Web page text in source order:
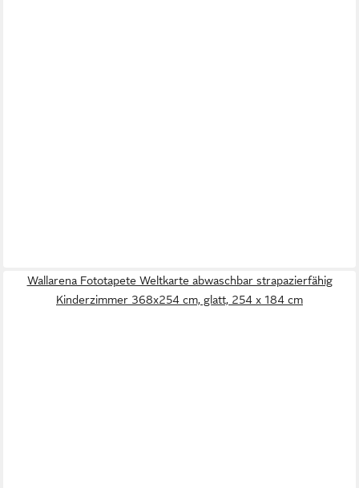
Wallarena Fototapete Weltkarte abwaschbar strapazierfähig
Kinderzimmer 368x254 cm, glatt, 254 x 184 cm